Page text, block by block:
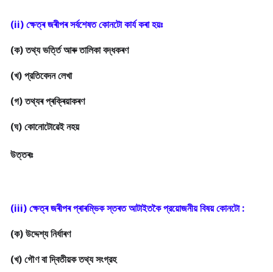
(ক) তথ্য ভৰ্ত্তি আৰু তালিকা বদ্ধকৰণ
(খ) প্রতিবেদন লেখা
(গ) তথ্যৰ প্ৰক্ৰিয়াকৰণ
(ঘ) কোনোটোৱেই নহয়
উত্তৰঃ
(ক) উদ্দেশ্য নিৰ্ধাৰণ
(খ) গৌণ বা দ্বিতীয়ক তথ্য সংগ্রহ